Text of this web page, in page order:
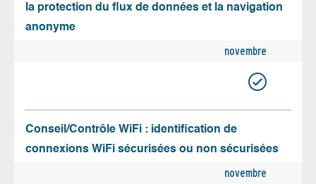
la protection du flux de données et la navigation
anonyme
novembre
Conseil/Contrôle WiFi : identification de
connexions WiFi sécurisées ou non sécurisées
novembre